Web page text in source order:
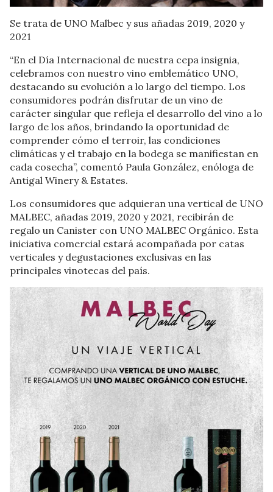
Se trata de UNO Malbec y sus añadas 2019, 2020 y
2021
“En el Día Internacional de nuestra cepa insignia,
celebramos con nuestro vino emblemático UNO,
destacando su evolución a lo largo del tiempo. Los
consumidores podrán disfrutar de un vino de
carácter singular que refleja el desarrollo del vino a lo
largo de los años, brindando la oportunidad de
comprender cómo el terroir, las condiciones
climáticas y el trabajo en la bodega se manifiestan en
cada cosecha”, comentó Paula González, enóloga de
Antigal Winery & Estates.
Los consumidores que adquieran una vertical de UNO
MALBEC, añadas 2019, 2020 y 2021, recibirán de
regalo un Canister con UNO MALBEC Orgánico. Esta
iniciativa comercial estará acompañada por catas
verticales y degustaciones exclusivas en las
principales vinotecas del país.